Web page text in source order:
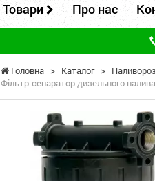
Товари Про нас
Головна > Каталог >
Фільтр-сепаратор дизельного